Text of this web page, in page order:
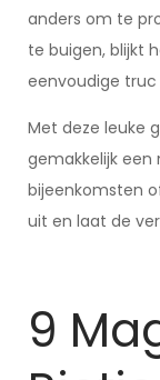
anders om te
te buigen, blijkt
eenvoudige
Met deze leuke
gemakkelijk
bijeenkomsten
uit en laat de
9